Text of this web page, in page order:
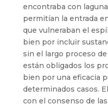
encontraba con
permitían la entrada
que vulneraban el
bien por incluir
sin el largo proceso
están obligados los
bien por una eficacia
determinados casos.
con el consenso de